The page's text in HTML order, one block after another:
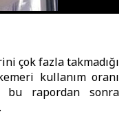
çok fazla takmadığı
kullanım oranı
bu rapordan sonra